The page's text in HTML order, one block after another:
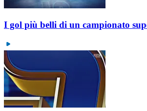
I gol più belli di un campionato